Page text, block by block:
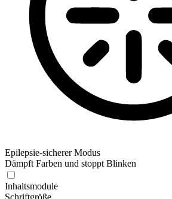
Epilepsie-sicherer Modus
Dämpft Farben und stoppt Blinken
Inhaltsmodule
Schriftgröße